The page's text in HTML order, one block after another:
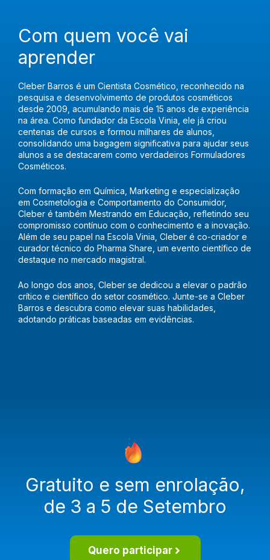
Com quem você vai
aprender
Cleber Barros é um Cientista Cosmético, reconhecido na
pesquisa e desenvolvimento de produtos cosméticos
desde 2009, acumulando mais de 15 anos de experiência
na área. Como fundador da Escola Vinia, ele já criou
centenas de cursos e formou milhares de alunos,
consolidando uma bagagem significativa para ajudar seus
alunos a se destacarem como verdadeiros Formuladores
Cosméticos.
Com formação em Química, Marketing e especialização
em Cosmetologia e Comportamento do Consumidor,
Cleber é também Mestrando em Educação, refletindo seu
compromisso contínuo com o conhecimento e a inovação.
Além de seu papel na Escola Vinia, Cleber é co-criador e
curador técnico do Pharma Share, um evento científico de
destaque no mercado magistral.
Ao longo dos anos, Cleber se dedicou a elevar o padrão
crítico e científico do setor cosmético. Junte-se a Cleber
Barros e descubra como elevar suas habilidades,
adotando práticas baseadas em evidências.
Gratuito e sem enrolação,
de 3 a 5 de Setembro
Quero participar